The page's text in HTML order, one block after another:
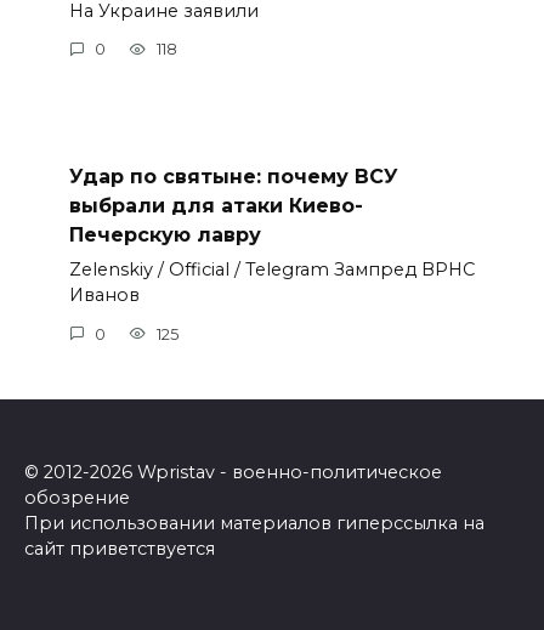
На Украине заявили
0 118
Удар по святыне: почему ВСУ
выбрали для атаки Киево-
Печерскую лавру
Zеlеnskiу / Оfficiаl / Telegram Зампред ВРНС
Иванов
0 125
© 2012-2026 Wpristav - военно-политическое
обозрение
При использовании материалов гиперссылка на
сайт приветствуется